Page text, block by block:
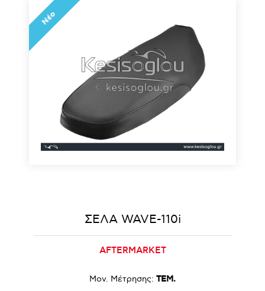
Νέο
ΣΕΛΑ WAVE-110i
AFTERMARKET
Μον. Μέτρησης: ΤΕΜ.